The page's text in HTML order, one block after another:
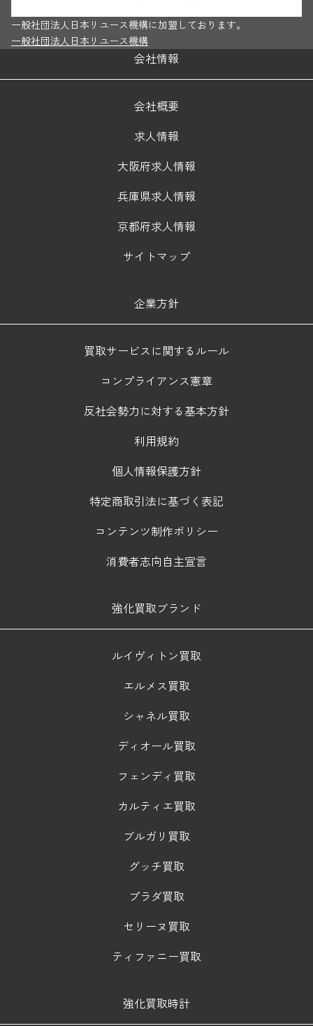
一般社団法人日本リユース機構に加盟しております。
一般社団法人日本リユース機構
会社情報
会社概要
求人情報
大阪府求人情報
兵庫県求人情報
京都府求人情報
サイトマップ
企業方針
買取サービスに関するルール
コンプライアンス憲章
反社会勢力に対する基本方針
利用規約
個人情報保護方針
特定商取引法に基づく表記
コンテンツ制作ポリシー
消費者志向自主宣言
強化買取ブランド
ルイヴィトン買取
エルメス買取
シャネル買取
ディオール買取
フェンディ買取
カルティエ買取
ブルガリ買取
グッチ買取
プラダ買取
セリーヌ買取
ティファニー買取
強化買取時計